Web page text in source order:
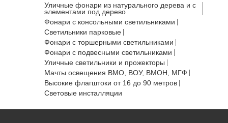
Уличные фонари из натурального дерева и с
элементами под дерево
Фонари с консольными светильниками
Светильники парковые
Фонари с торшерными светильниками
Фонари с подвесными светильниками
Уличные светильники и прожекторы
Мачты освещения ВМО, ВОУ, ВМОН, МГФ
Высокие флагштоки от 16 до 90 метров
Световые инсталляции